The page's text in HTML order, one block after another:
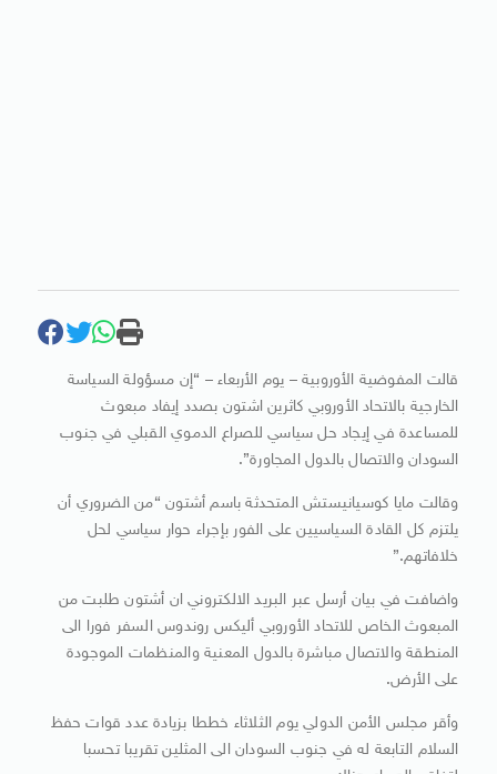
قالت المفوضية الأوروبية – يوم الأربعاء – “إن مسؤولة السياسة
الخارجية بالاتحاد الأوروبي كاثرين اشتون بصدد إيفاد مبعوث
للمساعدة في إيجاد حل سياسي للصراع الدموي القبلي في جنوب
السودان والاتصال بالدول المجاورة”.
وقالت مايا كوسيانيستش المتحدثة باسم أشتون “من الضروري أن
يلتزم كل القادة السياسيين على الفور بإجراء حوار سياسي لحل
خلافاتهم.”
واضافت في بيان أرسل عبر البريد الالكتروني ان أشتون طلبت من
المبعوث الخاص للاتحاد الأوروبي أليكس روندوس السفر فورا الى
المنطقة والاتصال مباشرة بالدول المعنية والمنظمات الموجودة
على الأرض.
وأقر مجلس الأمن الدولي يوم الثلاثاء خططا بزيادة عدد قوات حفظ
السلام التابعة له في جنوب السودان الى المثلين تقريبا تحسبا